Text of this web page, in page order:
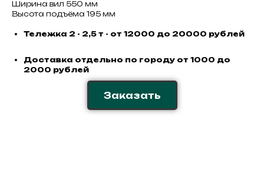
Ширина вил 550 мм
Высота подъёма 195 мм
Тележка 2 - 2,5 т - от 12000 до 20000 рублей
Доставка отдельно по городу от 1000 до
2000 рублей
Заказать